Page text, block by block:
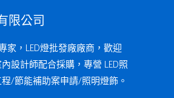
限公司
家，LED燈批發廠廠商，歡迎
設計師配合採購，專營 LED照
/節能補助案申請/照明燈飾。